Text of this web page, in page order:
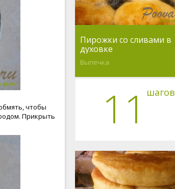
чтобы
Прикрыть
Пирожки со сливами в
духовке
Выпечка
11 шагов